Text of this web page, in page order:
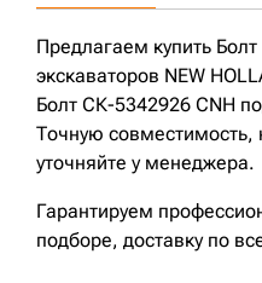
Предлагаем купить
экскаваторов NEW
Болт СК-5342926 CNH
Точную совместимость,
уточняйте у менеджера.
Гарантируем
подборе, доставку по